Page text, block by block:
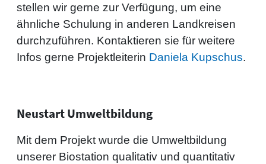
stellen wir gerne zur Verfügung, um eine
ähnliche Schulung in anderen Landkreisen
durchzuführen. Kontaktieren sie für weitere
Infos gerne Projektleiterin Daniela Kupschus.
Neustart Umweltbildung
Mit dem Projekt wurde die Umweltbildung
unserer Biostation qualitativ und quantitativ